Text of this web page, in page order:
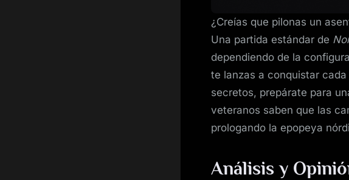
¿Creías que pilonas un
Una partida estándar de
dependiendo de la
te lanzas a conquistar
secretos, prepárate para
veteranos saben que las
prologando la epopeya
Análisis y